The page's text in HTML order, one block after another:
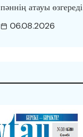
пәннің атауы өзгереді
06.08.2026